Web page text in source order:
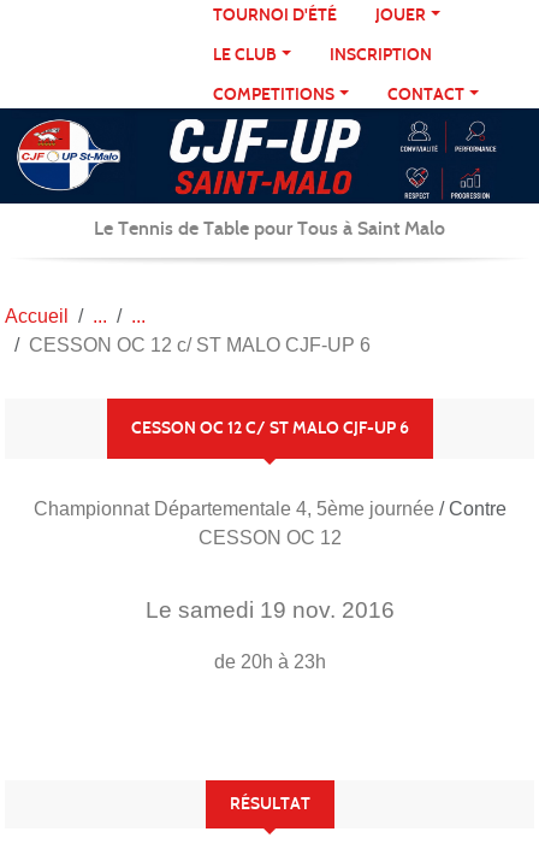
TOURNOI D'ÉTÉ
JOUER
LE CLUB
INSCRIPTION
COMPETITIONS
CONTACT
Le Tennis de Table pour Tous à Saint Malo
Accueil
CESSON OC 12 c/ ST MALO CJF-UP 6
CESSON OC 12 C/ ST MALO CJF-UP 6
Championnat Départementale 4, 5ème journée / Contre
CESSON OC 12
Le samedi 19 nov. 2016
de 20h à 23h
RÉSULTAT
Panneau de gestion des cookies